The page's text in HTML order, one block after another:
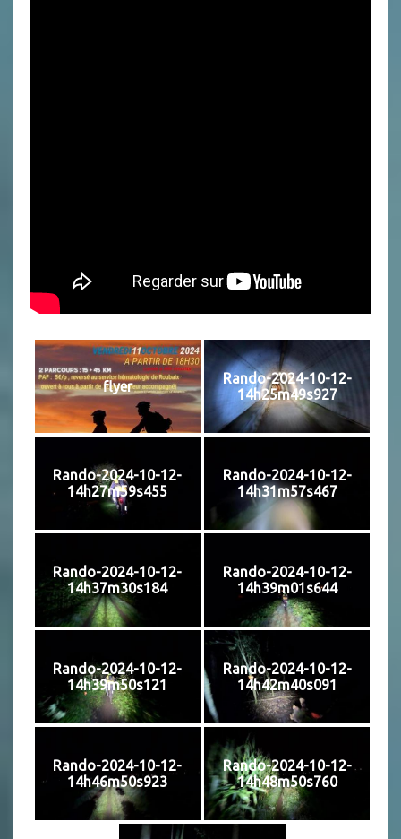
flyer
Rando-2024-10-12-
14h25m49s927
Rando-2024-10-12-
14h27m59s455
Rando-2024-10-12-
14h31m57s467
Rando-2024-10-12-
14h37m30s184
Rando-2024-10-12-
14h39m01s644
Rando-2024-10-12-
14h39m50s121
Rando-2024-10-12-
14h42m40s091
Rando-2024-10-12-
14h46m50s923
Rando-2024-10-12-
14h48m50s760